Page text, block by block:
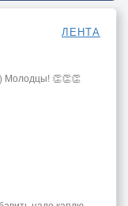
ЛЕНТА
Молодцы! 👏👏👏